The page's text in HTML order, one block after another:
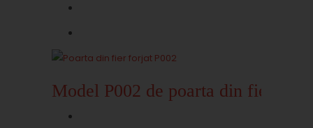
Model P002 de poarta din fier